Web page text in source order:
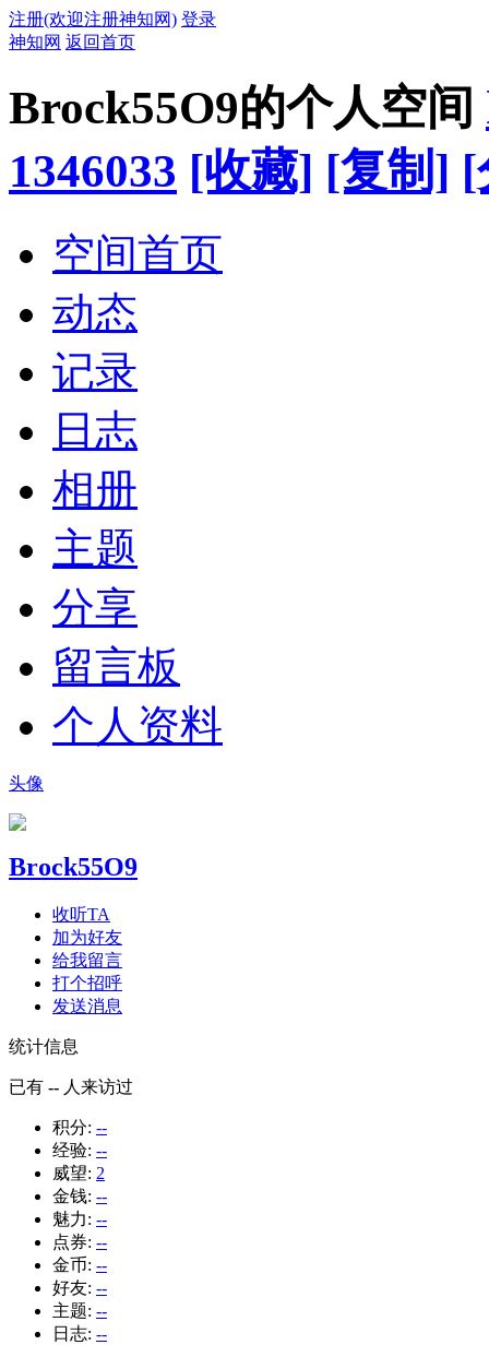
注册(欢迎注册神知网) 登录
神知网 返回首页
Brock55O9的个人空间
1346033 [收藏] [复制] [
空间首页
动态
记录
日志
相册
主题
分享
留言板
个人资料
头像
Brock55O9
收听TA
加为好友
给我留言
打个招呼
发送消息
统计信息
已有 -- 人来访过
积分: --
经验: --
威望: 2
金钱: --
魅力: --
点券: --
金币: --
好友: --
主题: --
日志: --